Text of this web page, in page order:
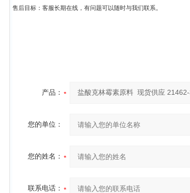
售后目标：客服长期在线，有问题可以随时与我们联系。
产品：
您的单位：
您的姓名：
联系电话：